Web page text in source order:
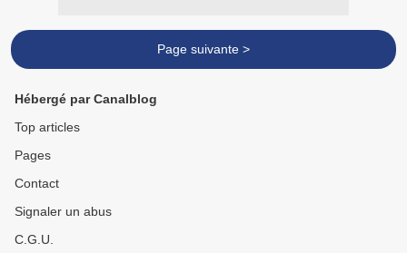
Page suivante >
Hébergé par Canalblog
Top articles
Pages
Contact
Signaler un abus
C.G.U.